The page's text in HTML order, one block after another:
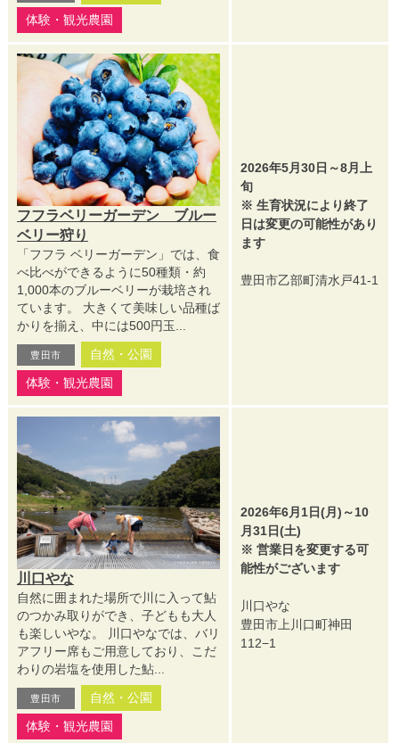
体験・観光農園
フフラベリーガーデン ブルー
ベリー狩り
「フフラ ベリーガーデン」では、食
べ比べができるように50種類・約
1,000本のブルーベリーが栽培され
ています。 大きくて美味しい品種ば
かりを揃え、中には500円玉...
豊田市
自然・公園
体験・観光農園
2026年5月30日～8月上
旬
※ 生育状況により終了
日は変更の可能性があり
ます
豊田市乙部町清水戸41-1
川口やな
自然に囲まれた場所で川に入って鮎
のつかみ取りができ、子どもも大人
も楽しいやな。 川口やなでは、バリ
アフリー席もご用意しており、こだ
わりの岩塩を使用した鮎...
豊田市
自然・公園
体験・観光農園
2026年6月1日(月)～10
月31日(土)
※ 営業日を変更する可
能性がございます
川口やな
豊田市上川口町神田
112−1